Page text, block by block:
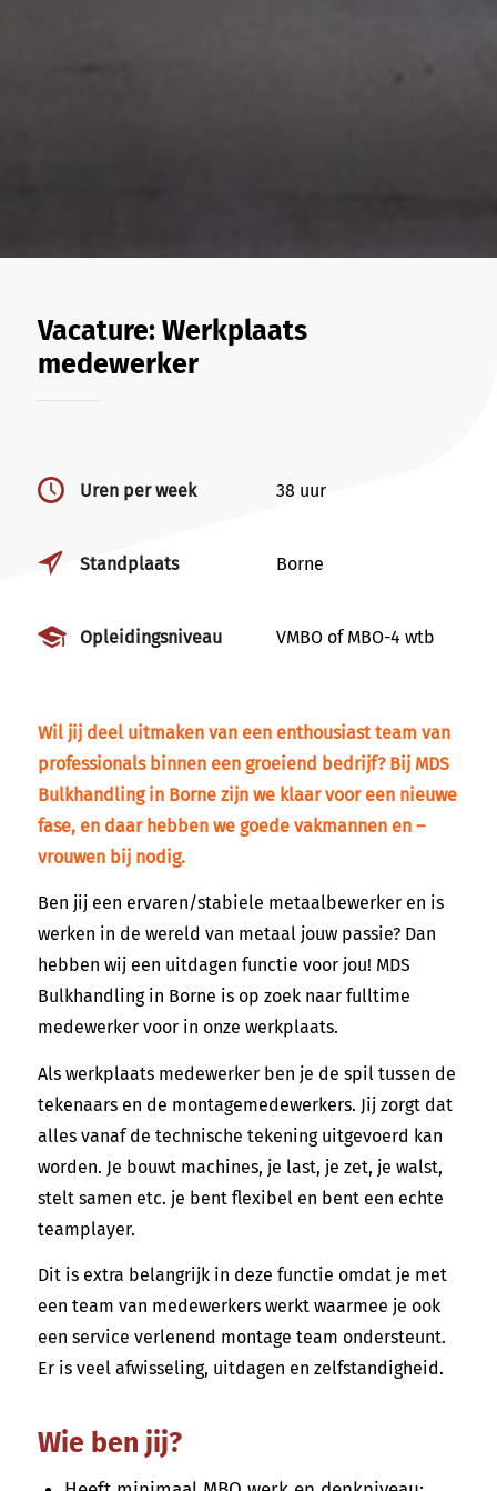
Vacature: Werkplaats
medewerker
Uren per week 38 uur
Standplaats Borne
Opleidingsniveau VMBO of MBO-4 wtb
Wil jij deel uitmaken van een enthousiast team van
professionals binnen een groeiend bedrijf? Bij MDS
Bulkhandling in Borne zijn we klaar voor een nieuwe
fase, en daar hebben we goede vakmannen en –
vrouwen bij nodig.
Ben jij een ervaren/stabiele metaalbewerker en is
werken in de wereld van metaal jouw passie? Dan
hebben wij een uitdagen functie voor jou! MDS
Bulkhandling in Borne is op zoek naar fulltime
medewerker voor in onze werkplaats.
Als werkplaats medewerker ben je de spil tussen de
tekenaars en de montagemedewerkers. Jij zorgt dat
alles vanaf de technische tekening uitgevoerd kan
worden. Je bouwt machines, je last, je zet, je walst,
stelt samen etc. je bent flexibel en bent een echte
teamplayer.
Dit is extra belangrijk in deze functie omdat je met
een team van medewerkers werkt waarmee je ook
een service verlenend montage team ondersteunt.
Er is veel afwisseling, uitdagen en zelfstandigheid.
Wie ben jij?